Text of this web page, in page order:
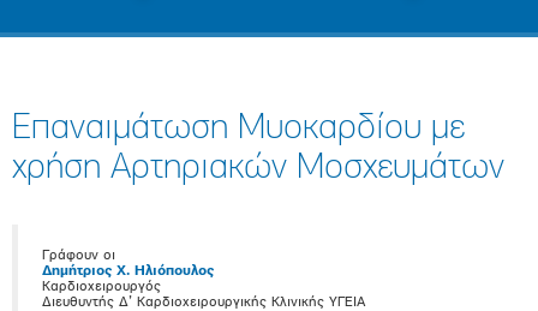
Επαναιμάτωση Μυοκαρδίου με
χρήση Αρτηριακών Μοσχευμάτων
Γράφουν οι
Δημήτριος Χ. Ηλιόπουλος
Καρδιοχειρουργός
Διευθυντής Δ’ Καρδιοχειρουργικής Κλινικής ΥΓΕΙΑ